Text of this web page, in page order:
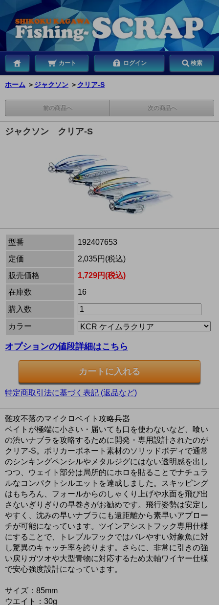
カート ログイン 検索
ホーム ＞ ジャクソン ＞ クリア-S
前の商品へ 次の商品へ
ジャクソン クリア-S
型番
192407653
定価
2,035円(税込)
販売価格
1,729円(税込)
在庫数
16
購入数
カラー
オプションの値段詳細はこちら
特定商取引法に基づく表記 (返品など)
難攻不落のマイクロベイト攻略兵器
ベイトが極端に小さい・届いても口を使わないなど、喰い
の渋いナブラを攻略するために開発・専用設計されたのが
クリア-S。ポリカーボネート素材のソリッドボディで通常
のシンキングペンシルやメタルジグにはない透明感を出し
つつ、ウェイト部分は局所的にホロを貼ることでナチュラ
ルなコンパクトシルエットを達成しました。スキッピング
はもちろん、フォールからのしゃくり上げや水面を飛び出
さないぎりぎりの早巻きがお勧めです。飛行姿勢は安定し
やすく、沈みの早いナブラにも遠距離から素早いアプロー
チが可能になっています。ツインアシストフック専用仕様
にすることで、トレブルフックではバレやすい対象魚に対
し驚異のキャッチ率を誇ります。さらに、非常に引きの強
い戻りガツオや大型青物に対応するため太軸ワイヤー仕様
で安心強度設計になっています。
サイズ：85mm
ウエイト：30g